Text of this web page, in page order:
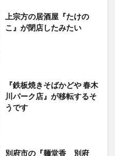
上宗方の居酒屋『たけの
こ』が閉店したみたい
『鉄板焼きそばかどや 春木
川パーク店』が移転するそ
うです
別府市の『麺堂香 別府